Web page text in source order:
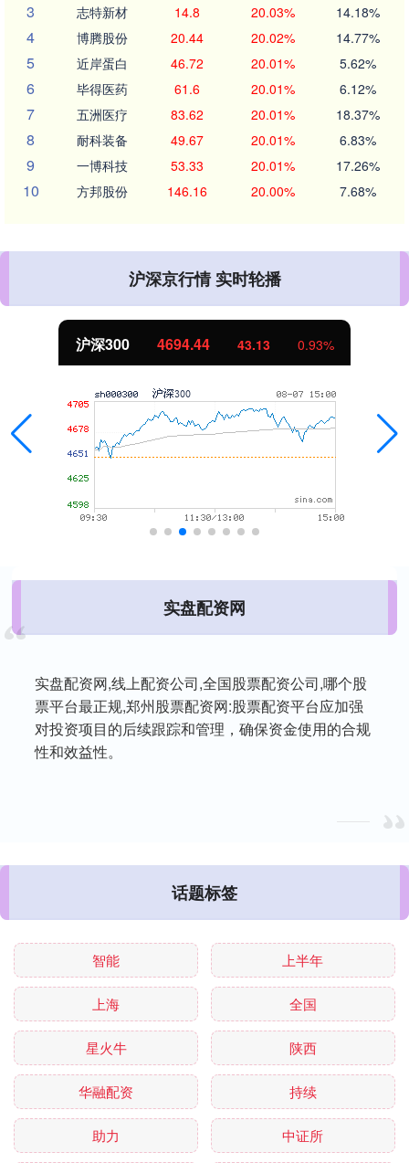
3 志特新材 14.8 20.03% 14.18%
4 博腾股份 20.44 20.02% 14.77%
5 近岸蛋白 46.72 20.01% 5.62%
6 毕得医药 61.6 20.01% 6.12%
7 五洲医疗 83.62 20.01% 18.37%
8 耐科装备 49.67 20.01% 6.83%
9 一博科技 53.33 20.01% 17.26%
10 方邦股份 146.16 20.00% 7.68%
沪深京行情 实时轮播
沪深300 4694.44 43.13 0.93%
实盘配资网
实盘配资网,线上配资公司,全国股票配资公司,哪个股
票平台最正规,郑州股票配资网:股票配资平台应加强
对投资项目的后续跟踪和管理，确保资金使用的合规
性和效益性。
话题标签
智能 上半年
上海 全国
星火牛 陕西
华融配资 持续
助力 中证所